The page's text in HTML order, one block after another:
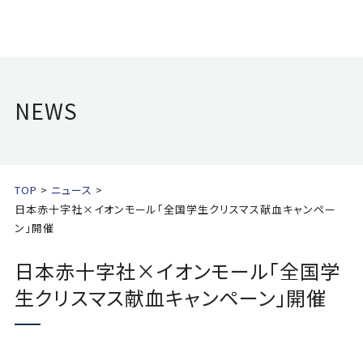
NEWS
TOP
ニュース
日本赤十字社×イオンモール「全国学生クリスマス献血キャンペー
ン」開催
日本赤十字社×イオンモール「全国学
生クリスマス献血キャンペーン」開催